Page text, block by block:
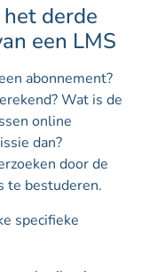
derde
een LMS
abonnement?
Wat is de
online
dan?
door de
te bestuderen.
specifieke